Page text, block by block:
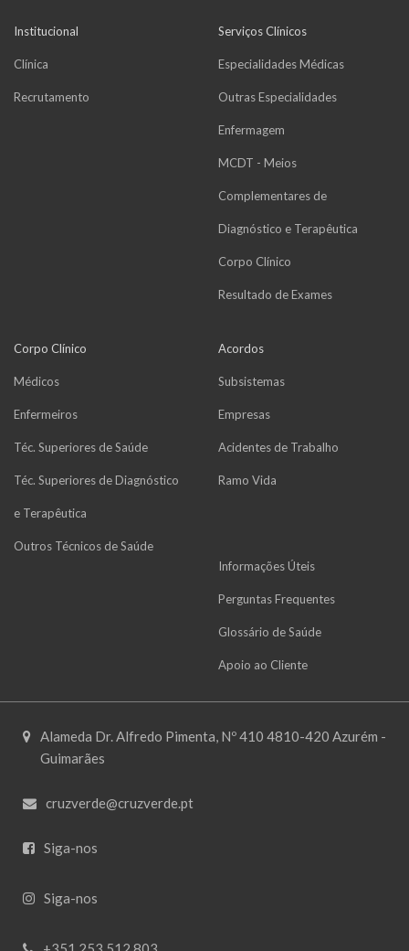
Institucional
Clínica
Recrutamento
Serviços Clínicos
Especialidades Médicas
Outras Especialidades
Enfermagem
MCDT - Meios
Complementares de
Diagnóstico e Terapêutica
Corpo Clínico
Resultado de Exames
Corpo Clínico
Médicos
Enfermeiros
Téc. Superiores de Saúde
Téc. Superiores de Diagnóstico
e Terapêutica
Outros Técnicos de Saúde
Acordos
Subsistemas
Empresas
Acidentes de Trabalho
Ramo Vida
Informações Úteis
Perguntas Frequentes
Glossário de Saúde
Apoio ao Cliente
Alameda Dr. Alfredo Pimenta, Nº 410 4810-420 Azurém -
Guimarães
cruzverde@cruzverde.pt
Siga-nos
Siga-nos